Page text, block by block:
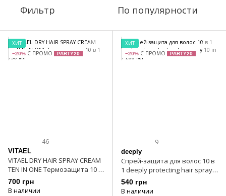
Фильтр По популярности
ХИТ
−20% С ПРОМО PARTY20
46
VITAEL
VITAEL DRY HAIR SPRAY CREAM
TEN IN ONE Термозащита 10 в
1 150 мл
700 грн
В наличии
ХИТ
−20% С ПРОМО PARTY20
9
deeply
Спрей-защита для волос 10 в
1 deeply protecting hair spray
10 in 1 200 мл
540 грн
В наличии